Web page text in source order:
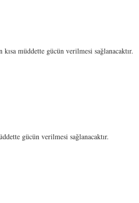
müddette gücün verilmesi sağlanacaktır.
gücün verilmesi sağlanacaktır.